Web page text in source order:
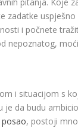
zadatke
i počnete
nepoznatog,
i situacijom s
da budu
, postoji